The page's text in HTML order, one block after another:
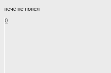
нечё не понел
0